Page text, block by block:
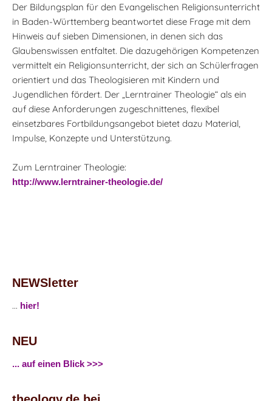
Der Bildungsplan für den Evangelischen Religionsunterricht
in Baden-Württemberg beantwortet diese Frage mit dem
Hinweis auf sieben Dimensionen, in denen sich das
Glaubenswissen entfaltet. Die dazugehörigen Kompetenzen
vermittelt ein Religionsunterricht, der sich an Schülerfragen
orientiert und das Theologisieren mit Kindern und
Jugendlichen fördert. Der „Lerntrainer Theologie“ als ein
auf diese Anforderungen zugeschnittenes, flexibel
einsetzbares Fortbildungsangebot bietet dazu Material,
Impulse, Konzepte und Unterstützung.
Zum Lerntrainer Theologie:
http://www.lerntrainer-theologie.de/
NEWSletter
... hier!
NEU
... auf einen Blick >>>